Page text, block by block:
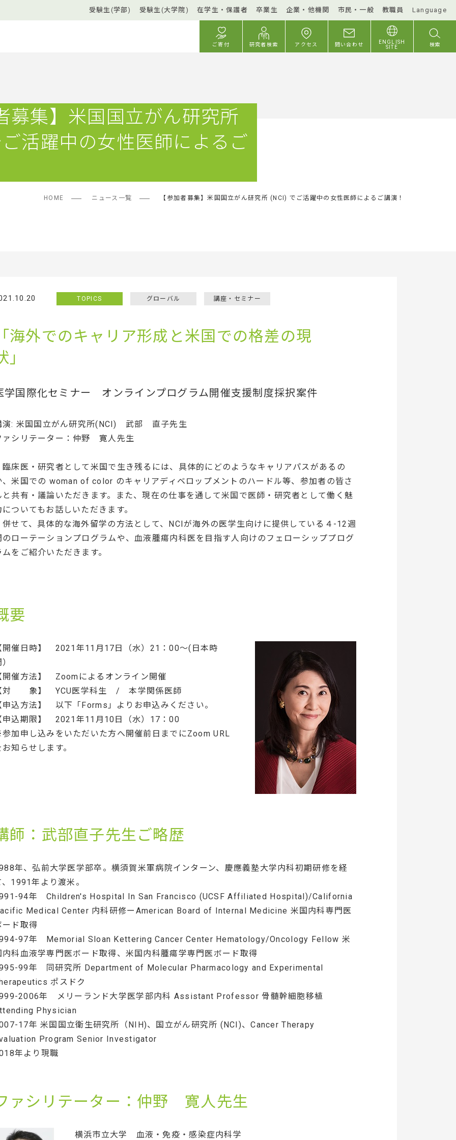
受験生(学部) 受験生(大学院) 在学生・保護者 卒業生 企業・他機関 市民・一般 教職員 Language
ご寄付 研究者検索 アクセス 問い合わせ
ENGLISH
SITE
検索
募集】米国国立がん研究所
活躍中の女性医師によるご
HOME ニュース一覧 【参加者募集】米国国立がん研究所 (NCI) でご活躍中の女性医師によるご講演！
TOPICS グローバル 講座・セミナー
海外でのキャリア形成と米国での格差の現
」
学国際化セミナー オンラインプログラム開催支援制度採択案件
演: 米国国立がん研究所(NCI) 武部 直子先生
ァシリテーター：仲野 寛人先生
床医・研究者として米国で生き残るには、具体的にどのようなキャリアパスがあるの
、米国での woman of color のキャリアディベロップメントのハードル等、参加者の皆さ
と共有・議論いただきます。また、現在の仕事を通して米国で医師・研究者として働く魅
についてもお話しいただきます。
せて、具体的な海外留学の方法として、NCIが海外の医学生向けに提供している４-12週
のローテーションプログラムや、血液腫瘍内科医を目指す人向けのフェローシッププログ
ムをご紹介いただきます。
要
開催日時】 2021年11月17日（水）21：00～(日本時
開催方法】 Zoomによるオンライン開催
対 象】 YCU医学科生 / 本学関係医師
申込方法】 以下「Forms」よりお申込みください。
申込期限】 2021年11月10日（水）17：00
加申し込みをいただいた方へ開催前日までにZoom URL
お知らせします。
師：武部直子先生ご略歴
年、弘前大学医学部卒。横須賀米軍病院インターン、慶應義塾大学内科初期研修を経
、1991年より渡米。
94年 Children's Hospital In San Francisco (UCSF Affiliated Hospital)/California
Medical Center 内科研修ーAmerican Board of Internal Medicine 米国内科専門医
ード取得
97年 Memorial Sloan Kettering Cancer Center Hematology/Oncology Fellow 米
内科血液学専門医ボード取得、米国内科腫瘍学専門医ボード取得
99年 同研究所 Department of Molecular Pharmacology and Experimental
ポスドク
2006年 メリーランド大学医学部内科 Assistant Professor 骨髄幹細胞移植
Physician
17年 米国国立衛生研究所（NIH)、国立がん研究所 (NCI)、Cancer Therapy
Program Senior Investigator
年より現職
ァシリテーター：仲野 寛人先生
横浜市立大学 血液・免疫・感染症内科学